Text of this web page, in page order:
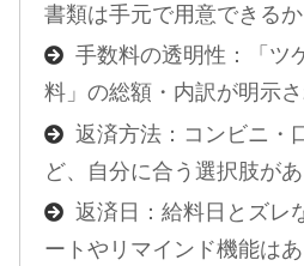
書類は手元で用意できるか
手数料の透明性：「ツ
料」の総額・内訳が明示
返済方法：コンビニ・
ど、自分に合う選択肢が
返済日：給料日とズレ
ートやリマインド機能は